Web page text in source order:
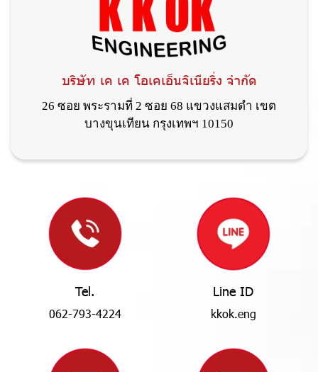
บริษัท เค เค โอเคเอ็นจิเนียริ่ง จำกัด
26 ซอย พระรามที่ 2 ซอย 68 แขวงแสมดำ เขต
บางขุนเทียน กรุงเทพฯ 10150
Tel.
062-793-4224
Line ID
kkok.eng